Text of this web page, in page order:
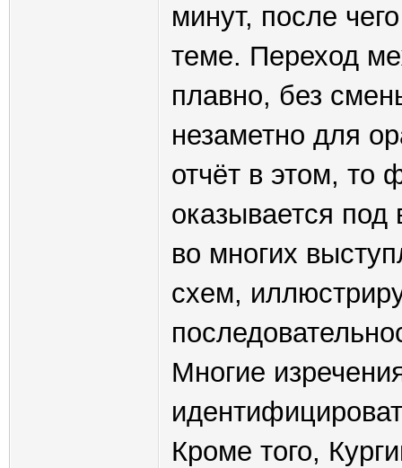
минут, после
теме. Переход
плавно, без
незаметно для
отчёт в этом, то
оказывается под
во многих
схем,
Многие
Кроме того,